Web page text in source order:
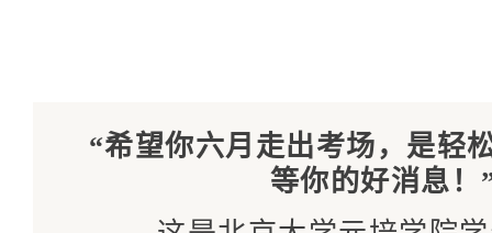
“希望你六月走出考场，是轻
等你的好消息！